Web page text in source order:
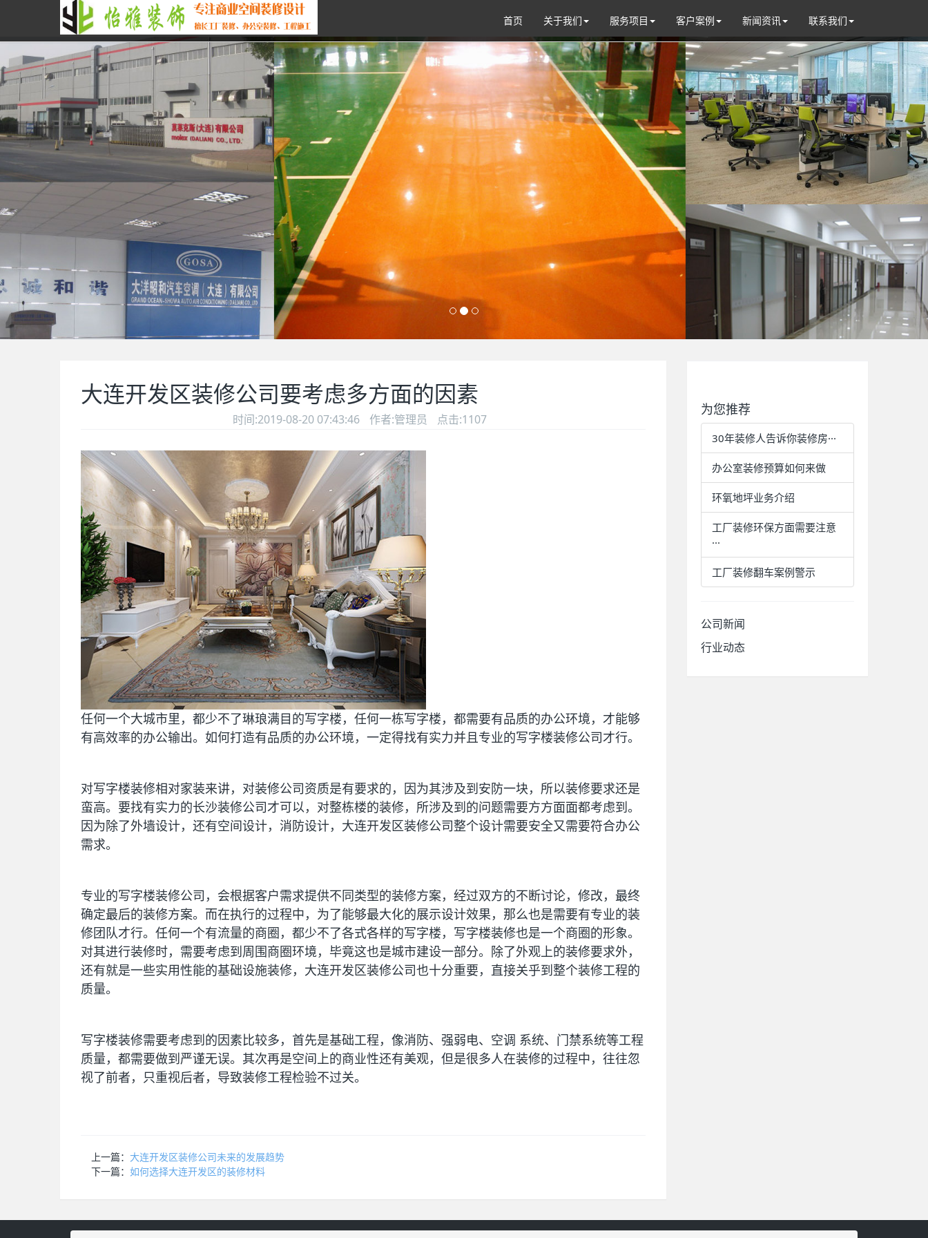
首页 关于我们 服务项目 客户案例 新闻资讯 联系我们
大连开发区装修公司要考虑多方面的因素
时间:2019-08-20 07:43:46 作者:管理员 点击:1107
任何一个大城市里，都少不了琳琅满目的写字楼，任何一栋写字楼，都需要有品质的办公环境，才能够
有高效率的办公输出。如何打造有品质的办公环境，一定得找有实力并且专业的写字楼装修公司才行。
对写字楼装修相对家装来讲，对装修公司资质是有要求的，因为其涉及到安防一块，所以装修要求还是
蛮高。要找有实力的长沙装修公司才可以，对整栋楼的装修，所涉及到的问题需要方方面面都考虑到。
因为除了外墙设计，还有空间设计，消防设计，大连开发区装修公司整个设计需要安全又需要符合办公
需求。
专业的写字楼装修公司，会根据客户需求提供不同类型的装修方案，经过双方的不断讨论，修改，最终
确定最后的装修方案。而在执行的过程中，为了能够最大化的展示设计效果，那么也是需要有专业的装
修团队才行。任何一个有流量的商圈，都少不了各式各样的写字楼，写字楼装修也是一个商圈的形象。
对其进行装修时，需要考虑到周围商圈环境，毕竟这也是城市建设一部分。除了外观上的装修要求外，
还有就是一些实用性能的基础设施装修，大连开发区装修公司也十分重要，直接关乎到整个装修工程的
质量。
写字楼装修需要考虑到的因素比较多，首先是基础工程，像消防、强弱电、空调 系统、门禁系统等工程
质量，都需要做到严谨无误。其次再是空间上的商业性还有美观，但是很多人在装修的过程中，往往忽
视了前者，只重视后者，导致装修工程检验不过关。
上一篇： 大连开发区装修公司未来的发展趋势
下一篇： 如何选择大连开发区的装修材料
为您推荐
30年装修人告诉你装修房···
办公室装修预算如何来做
环氧地坪业务介绍
工厂装修环保方面需要注意
···
工厂装修翻车案例警示
公司新闻
行业动态